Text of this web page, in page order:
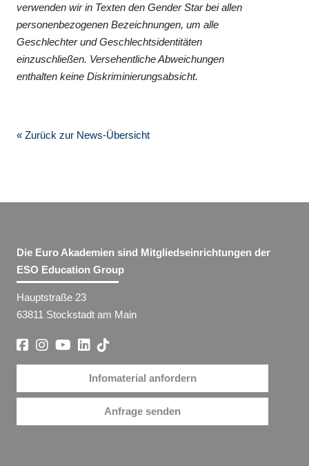
verwenden wir in Texten den Gender Star bei allen
personenbezogenen Bezeichnungen, um alle
Geschlechter und Geschlechtsidentitäten
einzuschließen. Versehentliche Abweichungen
enthalten keine Diskriminierungsabsicht.
« Zurück zur News-Übersicht
Die Euro Akademien sind Mitgliedseinrichtungen der
ESO Education Group
Hauptstraße 23
63811 Stockstadt am Main
Infomaterial anfordern
Anfrage senden